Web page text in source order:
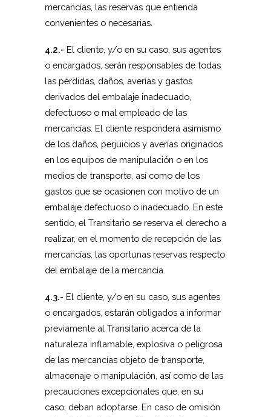
mercancías, las reservas que entienda
convenientes o necesarias.
4.2.- El cliente, y/o en su caso, sus agentes
o encargados, serán responsables de todas
las pérdidas, daños, averías y gastos
derivados del embalaje inadecuado,
defectuoso o mal empleado de las
mercancías. El cliente responderá asimismo
de los daños, perjuicios y averías originados
en los equipos de manipulación o en los
medios de transporte, así como de los
gastos que se ocasionen con motivo de un
embalaje defectuoso o inadecuado. En este
sentido, el Transitario se reserva el derecho a
realizar, en el momento de recepción de las
mercancías, las oportunas reservas respecto
del embalaje de la mercancía.
4.3.- El cliente, y/o en su caso, sus agentes
o encargados, estarán obligados a informar
previamente al Transitario acerca de la
naturaleza inflamable, explosiva o peligrosa
de las mercancías objeto de transporte,
almacenaje o manipulación, así como de las
precauciones excepcionales que, en su
caso, deban adoptarse. En caso de omisión